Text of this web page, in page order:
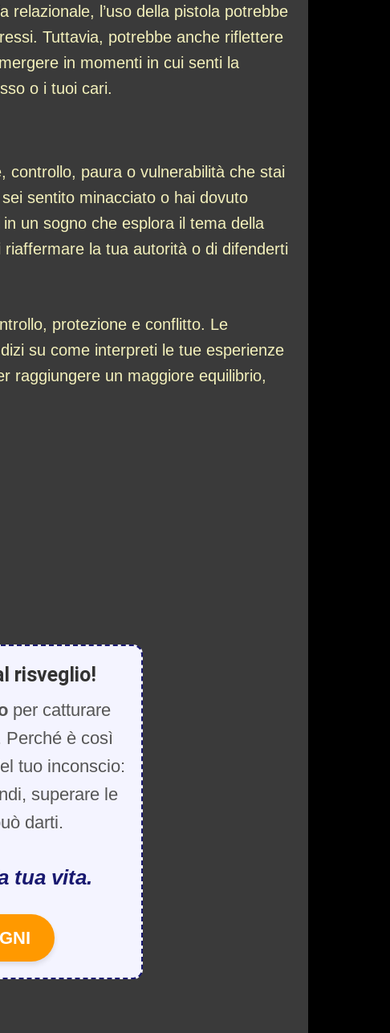
l’uso della pistola potrebbe
Tuttavia, potrebbe anche riflettere
in momenti in cui senti la
o i tuoi cari.
controllo, paura o vulnerabilità che stai
sentito minacciato o hai dovuto
un sogno che esplora il tema della
la tua autorità o di difenderti
protezione e conflitto. Le
su come interpreti le tue esperienze
raggiungere un maggiore equilibrio,
risveglio!
per catturare
Perché è così
tuo inconscio:
superare le
darti.
tua vita.